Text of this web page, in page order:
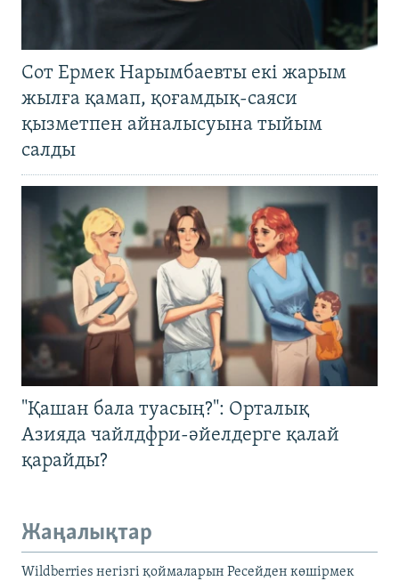
Сот Ермек Нарымбаевты екі жарым
жылға қамап, қоғамдық-саяси
қызметпен айналысуына тыйым
салды
"Қашан бала туасың?": Орталық
Азияда чайлдфри-әйелдерге қалай
қарайды?
Жаңалықтар
Wildberries негізгі қоймаларын Ресейден көшірмек